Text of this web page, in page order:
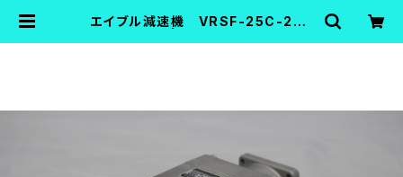
エイブル減速機 VRSF-25C-200